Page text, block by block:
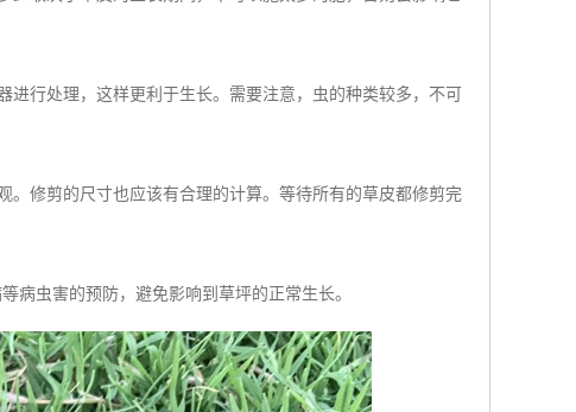
行处理，这样更利于生长。需要注意，虫的种类较多，不可
修剪的尺寸也应该有合理的计算。等待所有的草皮都修剪完
病虫害的预防，避免影响到草坪的正常生长。